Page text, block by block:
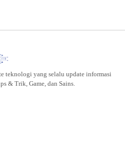
teknologi yang selalu update informasi
& Trik, Game, dan Sains.